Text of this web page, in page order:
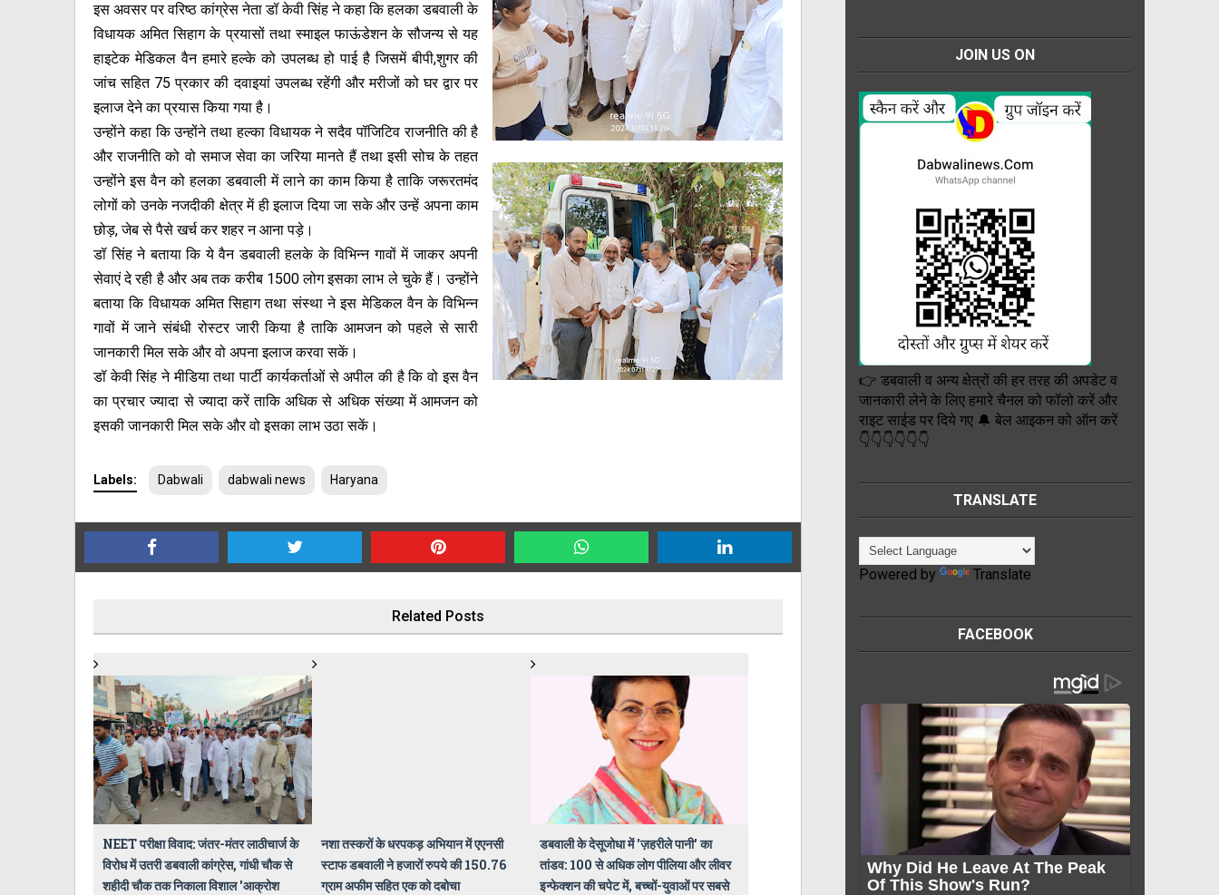
इस अवसर पर वरिष्ठ कांग्रेस नेता डॉ केवी सिंह ने कहा कि हलका डबवाली के
विधायक अमित सिहाग के प्रयासों तथा स्माइल फाऊंडेशन के सौजन्य से यह
हाइटेक मेडिकल वैन हमारे हल्के को उपलब्ध हो पाई है जिसमें बीपी,शुगर की
जांच सहित 75 प्रकार की दवाइयां उपलब्ध रहेंगी और मरीजों को घर द्वार पर
इलाज देने का प्रयास किया गया है।
उन्होंने कहा कि उन्होंने तथा हल्का विधायक ने सदैव पॉजिटिव राजनीति की है
और राजनीति को वो समाज सेवा का जरिया मानते हैं तथा इसी सोच के तहत
उन्होंने इस वैन को हलका डबवाली में लाने का काम किया है ताकि जरूरतमंद
लोगों को उनके नजदीकी क्षेत्र में ही इलाज दिया जा सके और उन्हें अपना काम
छोड़, जेब से पैसे खर्च कर शहर न आना पड़े।
डॉ सिंह ने बताया कि ये वैन डबवाली हलके के विभिन्न गावों में जाकर अपनी
सेवाएं दे रही है और अब तक करीब 1500 लोग इसका लाभ ले चुके हैं। उन्होंने
बताया कि विधायक अमित सिहाग तथा संस्था ने इस मेडिकल वैन के विभिन्न
गावों में जाने संबंधी रोस्टर जारी किया है ताकि आमजन को पहले से सारी
जानकारी मिल सके और वो अपना इलाज करवा सकें।
डॉ केवी सिंह ने मीडिया तथा पार्टी कार्यकर्ताओं से अपील की है कि वो इस वैन
का प्रचार ज्यादा से ज्यादा करें ताकि अधिक से अधिक संख्या में आमजन को
इसकी जानकारी मिल सके और वो इसका लाभ उठा सकें।
Labels: Dabwali dabwali news Haryana
Related Posts
NEET परीक्षा विवाद: जंतर-मंतर लाठीचार्ज के
विरोध में उतरी डबवाली कांग्रेस, गांधी चौक से
शहीदी चौक तक निकाला विशाल 'आक्रोश
नशा तस्करों के धरपकड़ अभियान में एएनसी
स्टाफ डबवाली ने हजारों रुपये की 150.76
ग्राम अफीम सहित एक को दबोचा
डबवाली के देसूजोधा में 'ज़हरीले पानी' का
तांडव: 100 से अधिक लोग पीलिया और लीवर
इन्फेक्शन की चपेट में, बच्चों-युवाओं पर सबसे
JOIN US ON
👉 डबवाली व अन्य क्षेत्रों की हर तरह की अपडेट व
जानकारी लेने के लिए हमारे चैनल को फॉलो करें और
राइट साईड पर दिये गए 🔔 बेल आइकन को ऑन करें
👇👇👇👇👇👇
TRANSLATE
Powered by Translate
FACEBOOK